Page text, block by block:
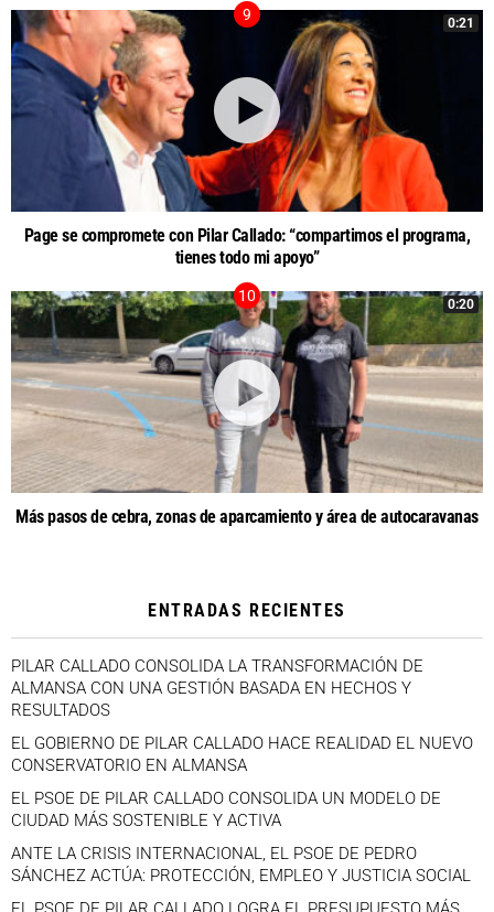
0:21
Page se compromete con Pilar Callado: “compartimos el programa,
tienes todo mi apoyo”
0:20
Más pasos de cebra, zonas de aparcamiento y área de autocaravanas
ENTRADAS RECIENTES
PILAR CALLADO CONSOLIDA LA TRANSFORMACIÓN DE
ALMANSA CON UNA GESTIÓN BASADA EN HECHOS Y
RESULTADOS
EL GOBIERNO DE PILAR CALLADO HACE REALIDAD EL NUEVO
CONSERVATORIO EN ALMANSA
EL PSOE DE PILAR CALLADO CONSOLIDA UN MODELO DE
CIUDAD MÁS SOSTENIBLE Y ACTIVA
ANTE LA CRISIS INTERNACIONAL, EL PSOE DE PEDRO
SÁNCHEZ ACTÚA: PROTECCIÓN, EMPLEO Y JUSTICIA SOCIAL